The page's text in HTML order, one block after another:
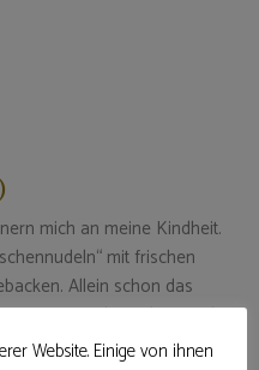
mich an meine Kindheit.
mit frischen
Allein schon das
gemacht. Dabei wurde
…
Website. Einige von ihnen